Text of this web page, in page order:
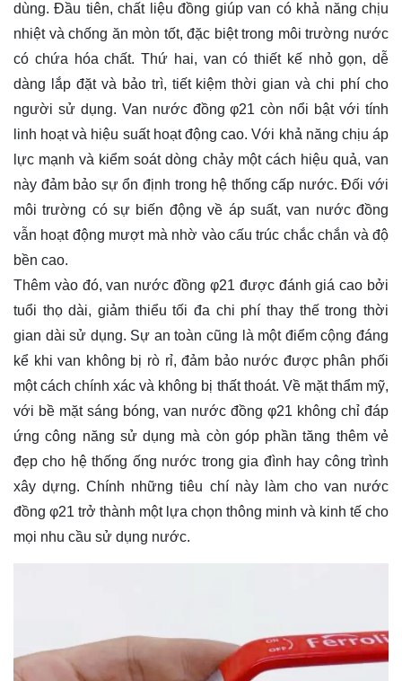
dùng. Đầu tiên, chất liệu đồng giúp van có khả năng chịu
nhiệt và chống ăn mòn tốt, đặc biệt trong môi trường nước
có chứa hóa chất. Thứ hai, van có thiết kế nhỏ gọn, dễ
dàng lắp đặt và bảo trì, tiết kiệm thời gian và chi phí cho
người sử dụng. Van nước đồng φ21 còn nổi bật với tính
linh hoạt và hiệu suất hoạt động cao. Với khả năng chịu áp
lực mạnh và kiểm soát dòng chảy một cách hiệu quả, van
này đảm bảo sự ổn định trong hệ thống cấp nước. Đối với
môi trường có sự biến động về áp suất, van nước đồng
vẫn hoạt động mượt mà nhờ vào cấu trúc chắc chắn và độ
bền cao.
Thêm vào đó, van nước đồng φ21 được đánh giá cao bởi
tuổi thọ dài, giảm thiểu tối đa chi phí thay thế trong thời
gian dài sử dụng. Sự an toàn cũng là một điểm cộng đáng
kể khi van không bị rò rỉ, đảm bảo nước được phân phối
một cách chính xác và không bị thất thoát. Về mặt thẩm mỹ,
với bề mặt sáng bóng, van nước đồng φ21 không chỉ đáp
ứng công năng sử dụng mà còn góp phần tăng thêm vẻ
đẹp cho hệ thống ống nước trong gia đình hay công trình
xây dựng. Chính những tiêu chí này làm cho van nước
đồng φ21 trở thành một lựa chọn thông minh và kinh tế cho
mọi nhu cầu sử dụng nước.